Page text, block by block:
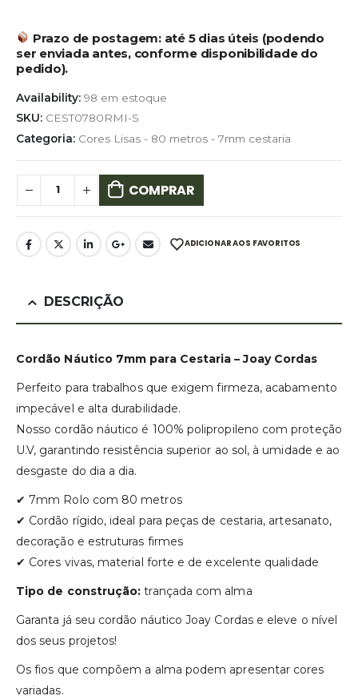
Prazo de postagem: até 5 dias úteis (podendo
ser enviada antes, conforme disponibilidade do
pedido).
Availability: 98 em estoque
SKU: CEST0780RMI-S
Categoria: Cores Lisas - 80 metros - 7mm cestaria
COMPRAR
ADICIONAR AOS FAVORITOS
DESCRIÇÃO
Cordão Náutico 7mm para Cestaria – Joay Cordas
Perfeito para trabalhos que exigem firmeza, acabamento
impecável e alta durabilidade.
Nosso cordão náutico é 100% polipropileno com proteção
U.V, garantindo resistência superior ao sol, à umidade e ao
desgaste do dia a dia.
✔ 7mm Rolo com 80 metros
✔ Cordão rígido, ideal para peças de cestaria, artesanato,
decoração e estruturas firmes
✔ Cores vivas, material forte e de excelente qualidade
Tipo de construção: trançada com alma
Garanta já seu cordão náutico Joay Cordas e eleve o nível
dos seus projetos!
Os fios que compõem a alma podem apresentar cores
variadas.